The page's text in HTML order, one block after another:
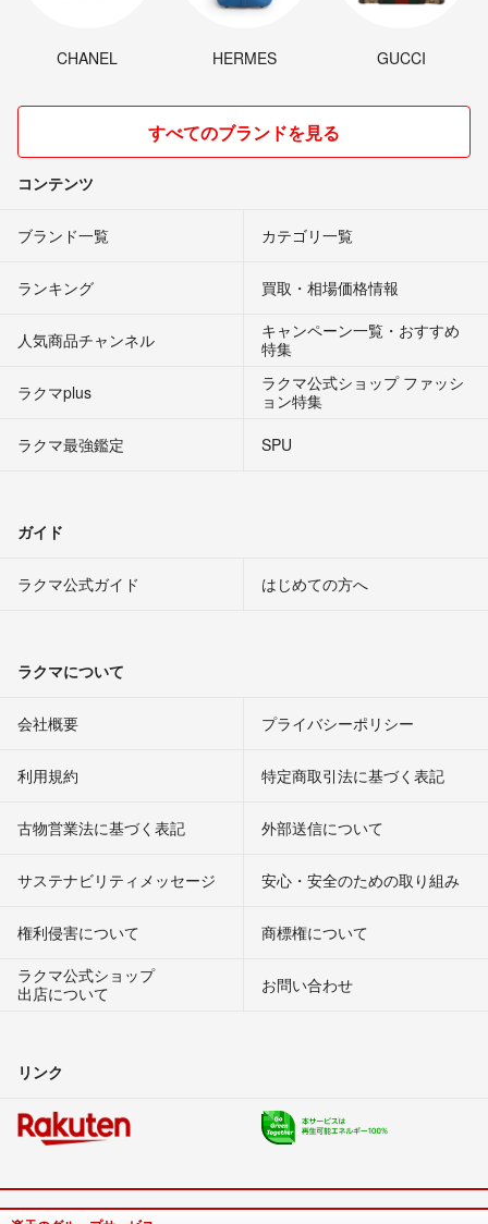
CHANEL HERMES GUCCI
すべてのブランドを見る
コンテンツ
ブランド一覧 カテゴリ一覧
ランキング 買取・相場価格情報
人気商品チャンネル
キャンペーン一覧・おすすめ
特集
ラクマplus
ラクマ公式ショップ ファッシ
ョン特集
ラクマ最強鑑定
SPU
ガイド
ラクマ公式ガイド はじめての方へ
ラクマについて
会社概要 プライバシーポリシー
利用規約 特定商取引法に基づく表記
古物営業法に基づく表記 外部送信について
サステナビリティメッセージ 安心・安全のための取り組み
権利侵害について
商標権について
ラクマ公式ショップ
出店について
お問い合わせ
リンク